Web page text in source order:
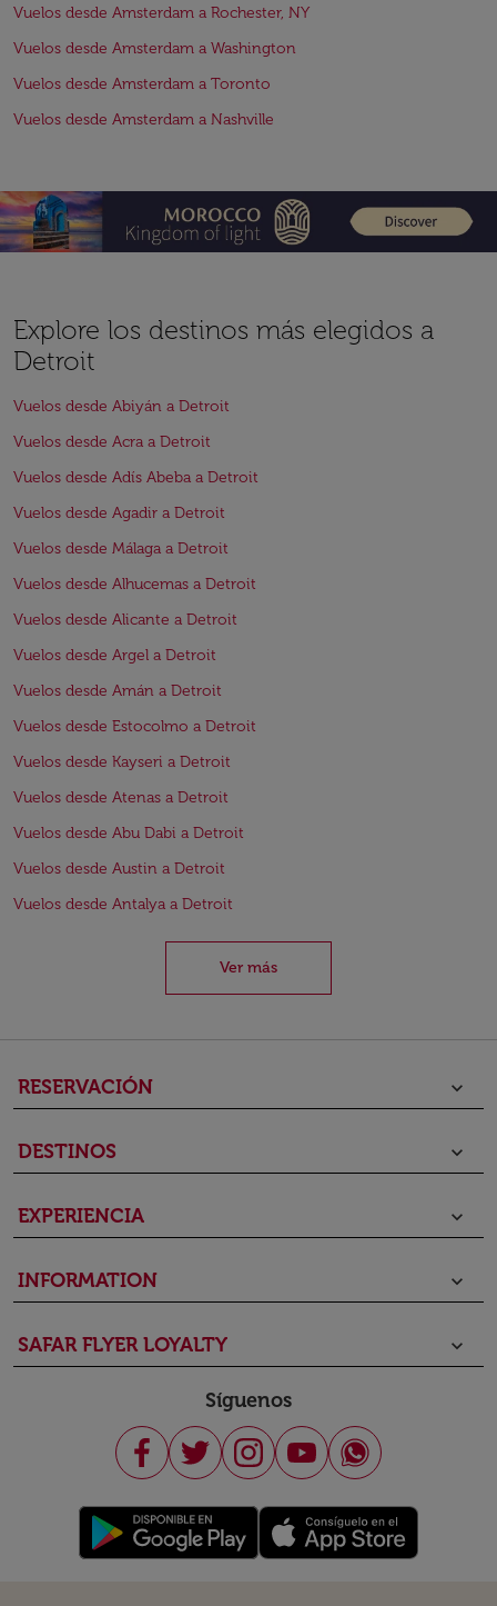
Vuelos desde Amsterdam a Rochester, NY
Vuelos desde Amsterdam a Washington
Vuelos desde Amsterdam a Toronto
Vuelos desde Amsterdam a Nashville
Explore los destinos más elegidos a
Detroit
Vuelos desde Abiyán a Detroit
Vuelos desde Acra a Detroit
Vuelos desde Adís Abeba a Detroit
Vuelos desde Agadir a Detroit
Vuelos desde Málaga a Detroit
Vuelos desde Alhucemas a Detroit
Vuelos desde Alicante a Detroit
Vuelos desde Argel a Detroit
Vuelos desde Amán a Detroit
Vuelos desde Estocolmo a Detroit
Vuelos desde Kayseri a Detroit
Vuelos desde Atenas a Detroit
Vuelos desde Abu Dabi a Detroit
Vuelos desde Austin a Detroit
Vuelos desde Antalya a Detroit
Ver más
RESERVACIÓN keyboard_arrow_down
DESTINOS keyboard_arrow_down
EXPERIENCIA keyboard_arrow_down
INFORMATION keyboard_arrow_down
SAFAR FLYER LOYALTY keyboard_arrow_down
Síguenos